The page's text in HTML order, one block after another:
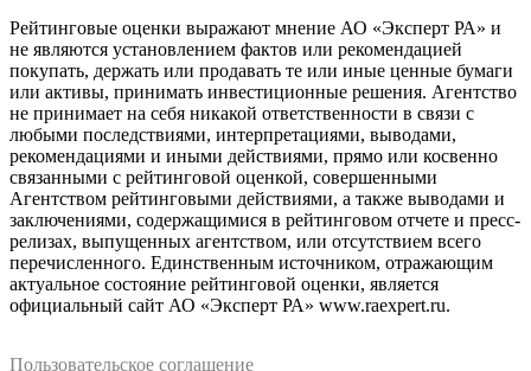
Рейтинговые оценки выражают мнение АО «Эксперт РА» и
не являются установлением фактов или рекомендацией
покупать, держать или продавать те или иные ценные бумаги
или активы, принимать инвестиционные решения. Агентство
не принимает на себя никакой ответственности в связи с
любыми последствиями, интерпретациями, выводами,
рекомендациями и иными действиями, прямо или косвенно
связанными с рейтинговой оценкой, совершенными
Агентством рейтинговыми действиями, а также выводами и
заключениями, содержащимися в рейтинговом отчете и пресс-
релизах, выпущенных агентством, или отсутствием всего
перечисленного. Единственным источником, отражающим
актуальное состояние рейтинговой оценки, является
официальный сайт АО «Эксперт РА» www.raexpert.ru.
Пользовательское соглашение